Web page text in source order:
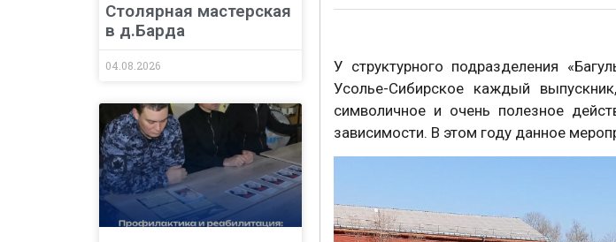
Столярная мастерская
в д.Барда
04.08.2026
У структурного подразделения
Усолье-Сибирское каждый
символичное и очень полезное
зависимости. В этом году данное